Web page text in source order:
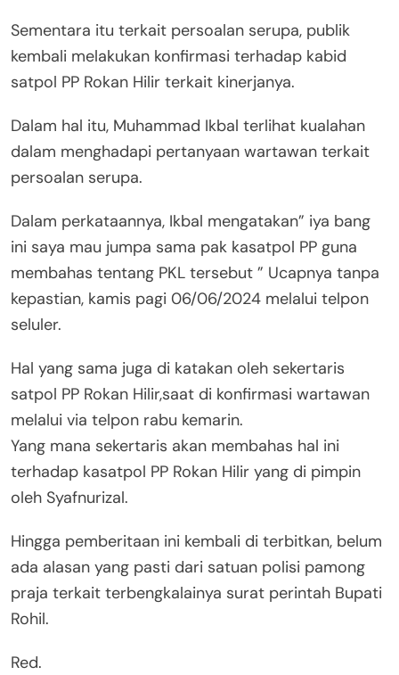
Sementara itu terkait persoalan serupa, publik
kembali melakukan konfirmasi terhadap kabid
satpol PP Rokan Hilir terkait kinerjanya.
Dalam hal itu, Muhammad Ikbal terlihat kualahan
dalam menghadapi pertanyaan wartawan terkait
persoalan serupa.
Dalam perkataannya, Ikbal mengatakan” iya bang
ini saya mau jumpa sama pak kasatpol PP guna
membahas tentang PKL tersebut ” Ucapnya tanpa
kepastian, kamis pagi 06/06/2024 melalui telpon
seluler.
Hal yang sama juga di katakan oleh sekertaris
satpol PP Rokan Hilir,saat di konfirmasi wartawan
melalui via telpon rabu kemarin.
Yang mana sekertaris akan membahas hal ini
terhadap kasatpol PP Rokan Hilir yang di pimpin
oleh Syafnurizal.
Hingga pemberitaan ini kembali di terbitkan, belum
ada alasan yang pasti dari satuan polisi pamong
praja terkait terbengkalainya surat perintah Bupati
Rohil.
Red.